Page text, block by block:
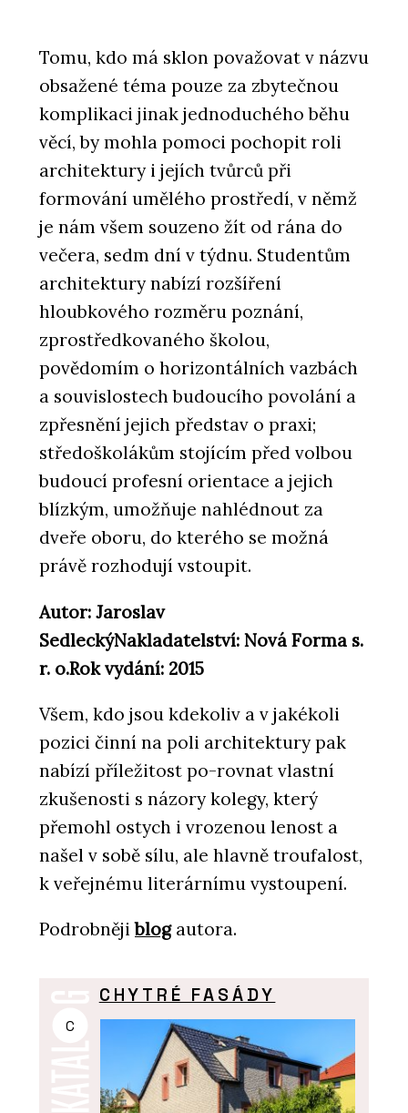
Tomu, kdo má sklon považovat v názvu
obsažené téma pouze za zbytečnou
komplikaci jinak jednoduchého běhu
věcí, by mohla pomoci pochopit roli
architektury i jejích tvůrců při
formování umělého prostředí, v němž
je nám všem souzeno žít od rána do
večera, sedm dní v týdnu. Studentům
architektury nabízí rozšíření
hloubkového rozměru poznání,
zprostředkovaného školou,
povědomím o horizontálních vazbách
a souvislostech budoucího povolání a
zpřesnění jejich představ o praxi;
středoškolákům stojícím před volbou
budoucí profesní orientace a jejich
blízkým, umožňuje nahlédnout za
dveře oboru, do kterého se možná
právě rozhodují vstoupit.
Autor: Jaroslav
SedleckýNakladatelství: Nová Forma s.
r. o.Rok vydání: 2015
Všem, kdo jsou kdekoliv a v jakékoli
pozici činní na poli architektury pak
nabízí příležitost po-rovnat vlastní
zkušenosti s názory kolegy, který
přemohl ostych i vrozenou lenost a
našel v sobě sílu, ale hlavně troufalost,
k veřejnému literárnímu vystoupení.
Podrobnějiblogautora.
C
CHYTRÉ FASÁDY